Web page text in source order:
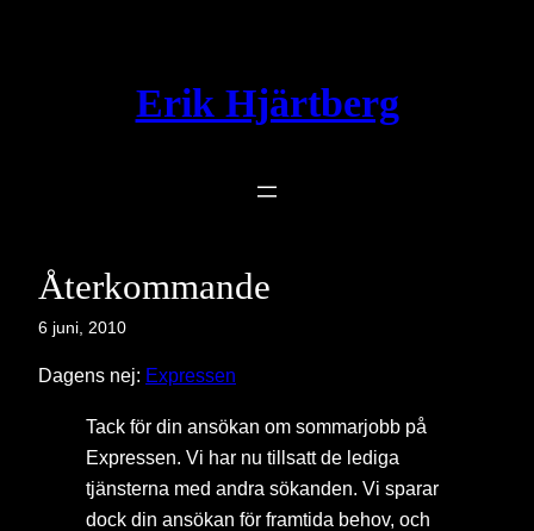
Erik Hjärtberg
Återkommande
6 juni, 2010
Dagens nej: Expressen
Tack för din ansökan om sommarjobb på
Expressen. Vi har nu tillsatt de lediga
tjänsterna med andra sökanden. Vi sparar
dock din ansökan för framtida behov, och